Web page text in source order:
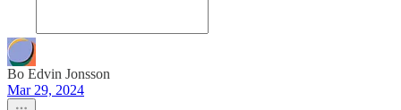
Bo Edvin Jonsson
Mar 29, 2024